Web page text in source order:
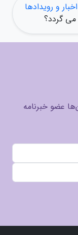
اخبار و رویدادها
گردد؟
عضو خبرنامه